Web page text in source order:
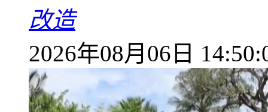
改造
2026年08月06日